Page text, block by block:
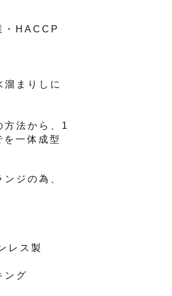
・HACCP
まりしに
方法から、1
一体成型
ジの為、
レス製
ング